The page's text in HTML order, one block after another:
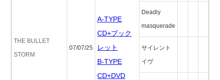
THE BULLET
STORM
07/07/25
A-TYPE
CD+ブック
レット
B-TYPE
CD+DVD
Deadly
masquerade
サイレント
イヴ